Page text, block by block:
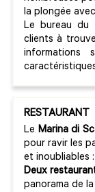
la plongée
Le bureau du
clients à
informations
RESTAURANT
Le Marina di
pour ravir les
et inoubliables :
Deux
panorama de